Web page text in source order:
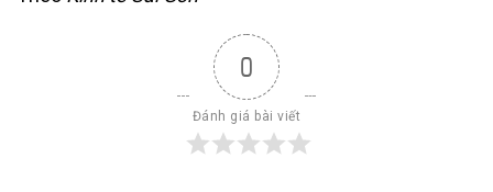
0
Đánh giá bài viết